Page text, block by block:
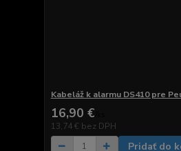
Kabeláž k alarmu DS410 pre
16,90 €
13,74 € bez DPH
Pridať do